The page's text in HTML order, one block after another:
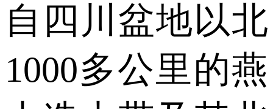
自四川盆地以北
1000多公里的燕